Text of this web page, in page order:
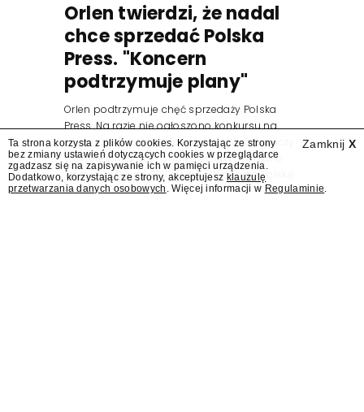
Orlen twierdzi, że nadal
chce sprzedać Polska
Press. "Koncern
podtrzymuje plany"
Orlen podtrzymuje chęć sprzedaży Polska
Press. Na razie nie ogłoszono konkursu na
nowego prezesa wydawnictwa. Wśród graczy
zainteresowanych przejęciem wymieniano
wcześniej Grupę ZPR Media i Wirtualną Polskę.
Zamknij X
Ta strona korzysta z plików cookies. Korzystając ze strony
bez zmiany ustawień dotyczących cookies w przeglądarce
zgadzasz się na zapisywanie ich w pamięci urządzenia.
Dodatkowo, korzystając ze strony, akceptujesz klauzulę
przetwarzania danych osobowych . Więcej informacji w Regulaminie.